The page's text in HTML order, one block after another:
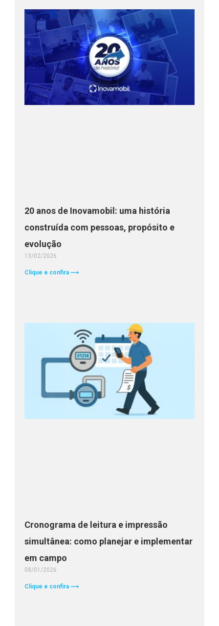
20 anos de Inovamobil: uma história
construída com pessoas, propósito e
evolução
13/02/2026
Clique e confira ⟶
Cronograma de leitura e impressão
simultânea: como planejar e implementar
em campo
08/01/2026
Clique e confira ⟶